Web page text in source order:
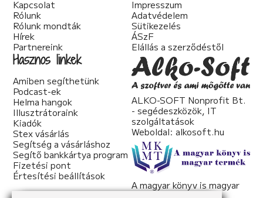
Kapcsolat
Rólunk
Rólunk mondták
Hírek
Partnereink
Impresszum
Adatvédelem
Sütikezelés
ÁSzF
Elállás a szerződéstől
Hasznos linkek
Amiben segíthetünk
Podcast-ek
Helma hangok
Illusztrátoraink
Kiadók
Stex vásárlás
Segítség a vásárláshoz
Segítő bankkártya program
Fizetési pont
Értesítési beállítások
ALKO-SOFT Nonprofit Bt.
- segédeszközök, IT
szolgáltatások
Weboldal: alkosoft.hu
A magyar könyv is magyar
termék